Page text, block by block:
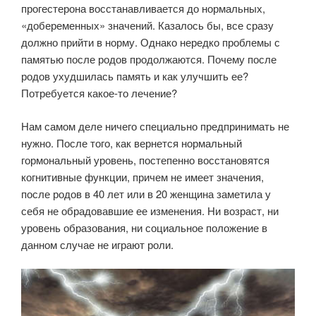
прогестерона восстанавливается до нормальных,
«добеременных» значений. Казалось бы, все сразу
должно прийти в норму. Однако нередко проблемы с
памятью после родов продолжаются. Почему после
родов ухудшилась память и как улучшить ее?
Потребуется какое-то лечение?
Нам самом деле ничего специально предпринимать не
нужно. После того, как вернется нормальный
гормональный уровень, постепенно восстановятся
когнитивные функции, причем не имеет значения,
после родов в 40 лет или в 20 женщина заметила у
себя не обрадовавшие ее изменения. Ни возраст, ни
уровень образования, ни социальное положение в
данном случае не играют роли.